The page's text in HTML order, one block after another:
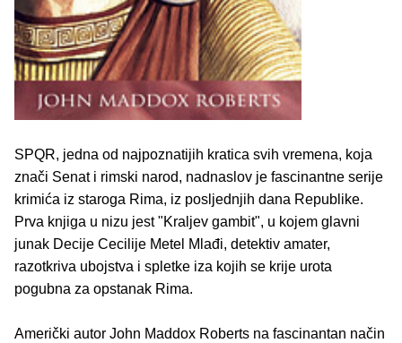
SPQR, jedna od najpoznatijih kratica svih vremena, koja
znači Senat i rimski narod, nadnaslov je fascinantne serije
krimića iz staroga Rima, iz posljednjih dana Republike.
Prva knjiga u nizu jest "Kraljev gambit", u kojem glavni
junak Decije Cecilije Metel Mlađi, detektiv amater,
razotkriva ubojstva i spletke iza kojih se krije urota
pogubna za opstanak Rima.
Američki autor John Maddox Roberts na fascinantan način